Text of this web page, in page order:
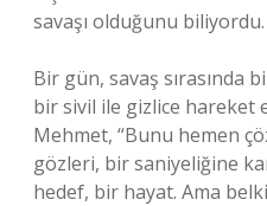
savaşı olduğunu biliyordu.
Bir gün, savaş sırasında
bir sivil ile gizlice hareket
Mehmet, “Bunu hemen
gözleri, bir saniyeliğine
hedef, bir hayat. Ama